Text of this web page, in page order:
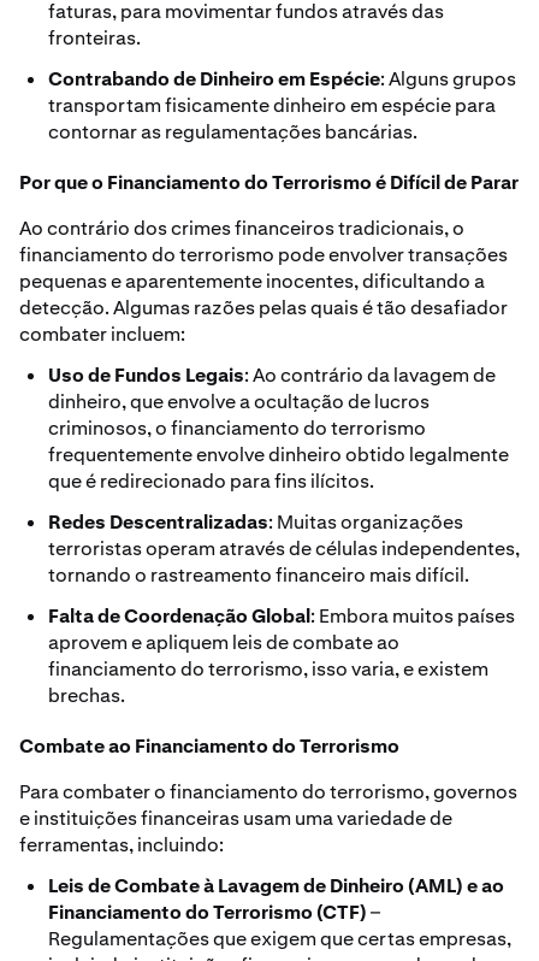
faturas, para movimentar fundos através das
fronteiras.
Contrabando de Dinheiro em Espécie: Alguns grupos
transportam fisicamente dinheiro em espécie para
contornar as regulamentações bancárias.
Por que o Financiamento do Terrorismo é Difícil de Parar
Ao contrário dos crimes financeiros tradicionais, o
financiamento do terrorismo pode envolver transações
pequenas e aparentemente inocentes, dificultando a
detecção. Algumas razões pelas quais é tão desafiador
combater incluem:
Uso de Fundos Legais: Ao contrário da lavagem de
dinheiro, que envolve a ocultação de lucros
criminosos, o financiamento do terrorismo
frequentemente envolve dinheiro obtido legalmente
que é redirecionado para fins ilícitos.
Redes Descentralizadas: Muitas organizações
terroristas operam através de células independentes,
tornando o rastreamento financeiro mais difícil.
Falta de Coordenação Global: Embora muitos países
aprovem e apliquem leis de combate ao
financiamento do terrorismo, isso varia, e existem
brechas.
Combate ao Financiamento do Terrorismo
Para combater o financiamento do terrorismo, governos
e instituições financeiras usam uma variedade de
ferramentas, incluindo:
Leis de Combate à Lavagem de Dinheiro (AML) e ao
Financiamento do Terrorismo (CTF)–
Regulamentações que exigem que certas empresas,